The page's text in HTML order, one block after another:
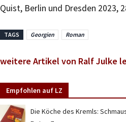
Quist, Berlin und Dresden 2023,
TAGS Georgien Roman
weitere Artikel von Ralf Julke
Empfohlen auf LZ
Die Köche des Kremls: